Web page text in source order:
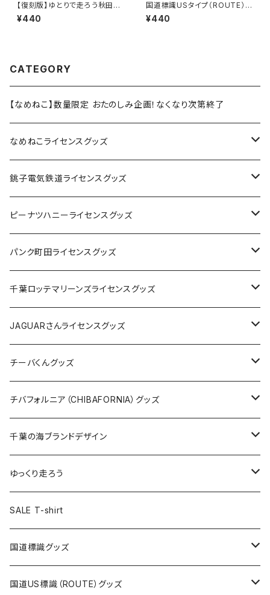
【復刻版】ゆとりで走ろう秋田県
（赤）：ステッカー
¥440
国道標識USタイプ（ROUTE）ス
テッカー 266号線（ホワイト）
¥440
CATEGORY
【なめねこ】数量限定 おたのしみ企画！なくなり次第終了
なめねこライセンスグッズ
Tシャツ
キャップ
ステッカー
缶バッジ
ホテルキーホルダー
銚子電気鉄道ライセンスグッズ
ステッカー
缶バッジ
アクリルキーホルダー
ホテルキーホルダー
クリアファイル
Tシャツ
キャップ
トートバッグ
ランチバッグ
エコバッグ
ピーナツハニーライセンスグッズ
Tシャツ
キャップ
バッグ
ステッカー
缶バッジ
キーホルダー
クリアファイル
パンク町田ライセンスグッズ
Tシャツ
キャップ
バッグ
ステッカー
缶バッジ
キーホルダー
クリアファイル
千葉ロッテマリーンズライセンスグッズ
ステッカー
ステッカー
ステッカー大
缶バッジ
缶バッジ32mm
缶バッジ54mm
エコバッグ
JAGUARさんコラボグッズ
Tシャツ
ステッカー
サコッシュ
ホテルキーホルダー
モーテルキーホルダー
トートバッグ
JAGUARさんライセンスグッズ
Tシャツ
ステッカー
缶バッジ
クリアファイル
マスク
エコバッグ
千葉ロッテマリーンズコラボ
チーバくんグッズ
Tシャツ
キャップ
エコバッグ
ステッカー
モーテルキーホルダー
ホテルキーホルダー
チバフォルニア（CHIBAFORNIA）グッズ
Tシャツ
キャップ
ステッカー
ホテルキーホルダー
千葉の海ブランドデザイン
Tシャツ
キャップ
ステッカー
ゆっくり走ろう
Tシャツ
ステッカー
ホテルキーホルダー
SALE T-shirt
国道標識グッズ
ステッカー
国道US標識（ROUTE）グッズ